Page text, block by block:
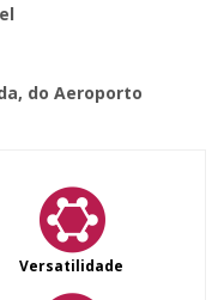
do Aeroporto
Versatilidade